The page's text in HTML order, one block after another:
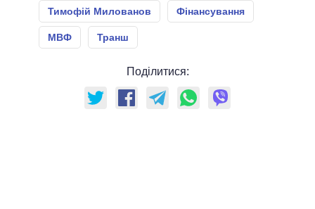
Тимофій Милованов Фінансування
МВФ Транш
Поділитися: